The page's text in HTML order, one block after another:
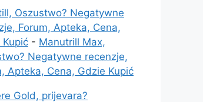
Oszustwo? Negatywne
Forum, Apteka, Cena,
Kupić - Manutrill Max,
Negatywne recenzje,
Apteka, Cena, Gdzie Kupić
Gold, prijevara?